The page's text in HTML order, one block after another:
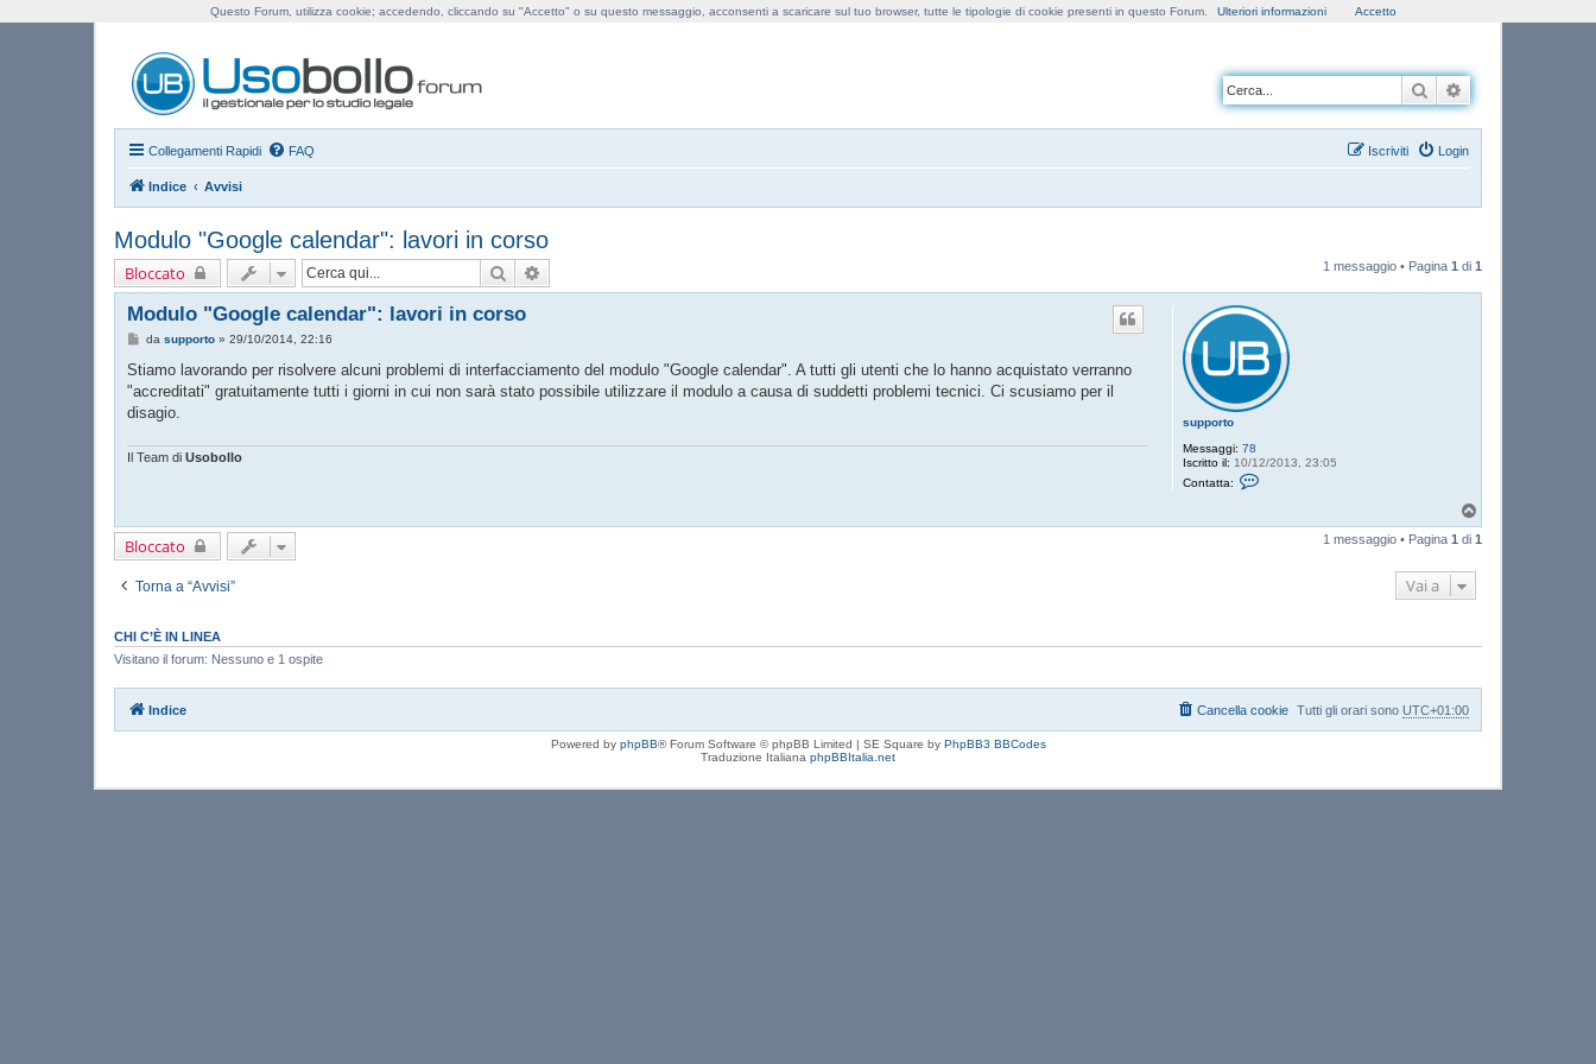
Cerca
Collegamenti Rapidi FAQ Login
Iscriviti
Indice Avvisi
Modulo "Google calendar": lavori in corso
Bloccato Cerca 1 messaggio • Pagina 1 di 1
supporto
Messaggi: 78
Iscritto il: 10/12/2013, 23:05
Contatta:
o
o
Modulo "Google calendar": lavori in corso
M
s
a
g
o
da supporto» 29/10/2014, 22:16
Stiamo lavorando per risolvere alcuni problemi di interfacciamento del modulo "Google calendar". A tutti gli utenti che lo hanno acquistato verranno
"accreditati" gratuitamente tutti i giorni in cui non sarà stato possibile utilizzare il modulo a causa di suddetti problemi tecnici. Ci scusiamo per il
disagio.
Il Team di Usobollo
o
p
Bloccato 1 messaggio • Pagina 1 di 1
Torna a “Avvisi” Vai a
CHI C’È IN LINEA
Visitano il forum: Nessuno e 1 ospite
Indice Tutti gli orari sono UTC+01:00
Cancella cookie
Powered by phpBB® Forum Software © phpBB Limited | SE Square by PhpBB3 BBCodes
Traduzione Italiana phpBBItalia.net
Questo Forum, utilizza cookie; accedendo, cliccando su "Accetto" o su questo messaggio, acconsenti a scaricare sul tuo browser, tutte le tipologie di cookie presenti in questo Forum. Ulteriori informazioni Accetto